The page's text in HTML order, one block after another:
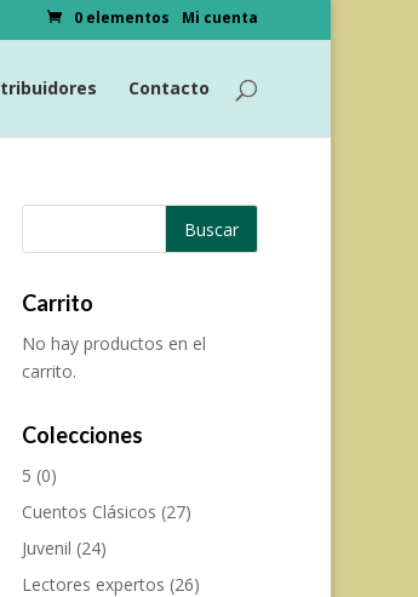
Mi cuenta
0 elementos
Contacto
Carrito
No hay productos en el
carrito.
Colecciones
5 (0)
Cuentos Clásicos (27)
Juvenil (24)
Lectores expertos (26)